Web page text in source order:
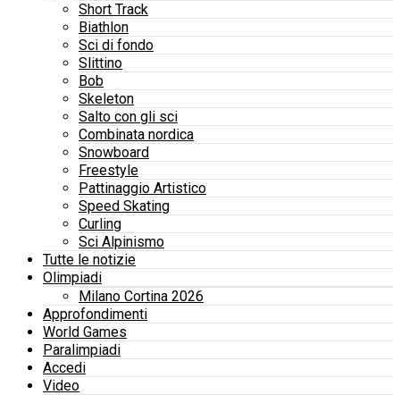
Short Track
Biathlon
Sci di fondo
Slittino
Bob
Skeleton
Salto con gli sci
Combinata nordica
Snowboard
Freestyle
Pattinaggio Artistico
Speed Skating
Curling
Sci Alpinismo
Tutte le notizie
Olimpiadi
Milano Cortina 2026
Approfondimenti
World Games
Paralimpiadi
Accedi
Video